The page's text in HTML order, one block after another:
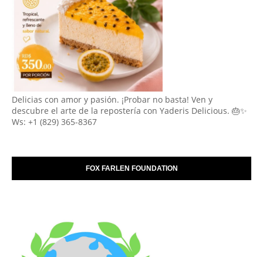
Delicias con amor y pasión. ¡Probar no basta! Ven y
descubre el arte de la repostería con Yaderis Delicious. 🎂✨
Ws: +1 (829) 365-8367
FOX FARLEN FOUNDATION